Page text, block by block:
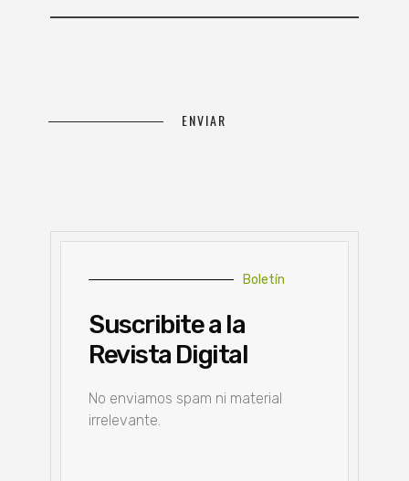
Boletín
Suscribite a la
Revista Digital
No enviamos spam ni material
irrelevante.